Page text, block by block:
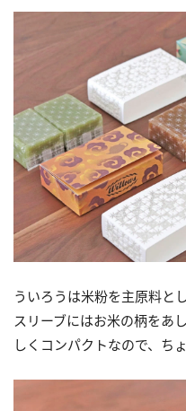
ういろうは米粉を主原料と
スリーブにはお米の柄をあ
しくコンパクトなので、ち